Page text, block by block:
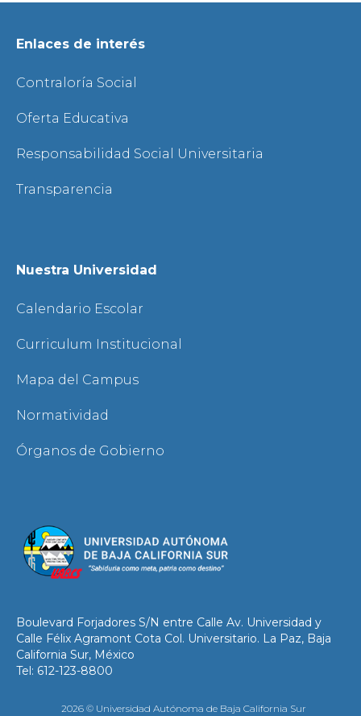
Enlaces de interés
Contraloría Social
Oferta Educativa
Responsabilidad Social Universitaria
Transparencia
Nuestra Universidad
Calendario Escolar
Curriculum Institucional
Mapa del Campus
Normatividad
Órganos de Gobierno
Boulevard Forjadores S/N entre Calle Av. Universidad y
Calle Félix Agramont Cota Col. Universitario. La Paz, Baja
California Sur, México
Tel: 612-123-8800
2026 © Universidad Autónoma de Baja California Sur